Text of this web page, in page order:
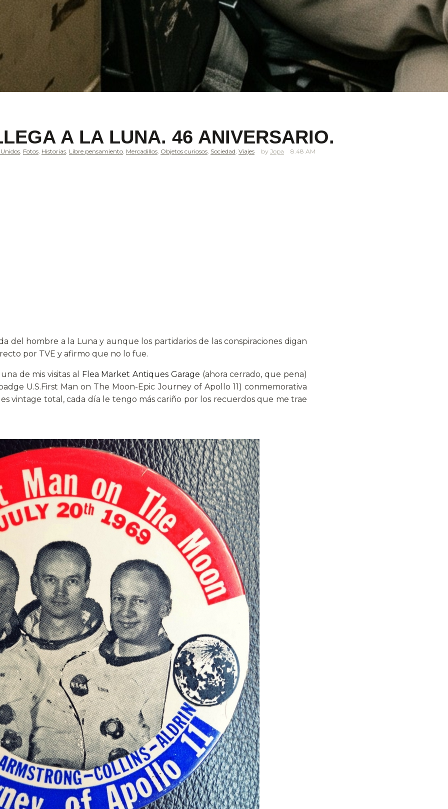
A LA LUNA. 46 ANIVERSARIO.
, Fotos, Historias, Libre pensamiento, Mercadillos, Objetos curiosos, Sociedad, Viajes Jopa 8.48 AM
del hombre a la Luna y aunque los partidarios de las conspiraciones digan
por TVE y afirmo que no lo fue.
de mis visitas al Flea Market Antiques Garage (ahora cerrado, que pena)
U.S.First Man on The Moon-Epic Journey of Apollo 11) conmemorativa
vintage total, cada día le tengo más cariño por los recuerdos que me trae